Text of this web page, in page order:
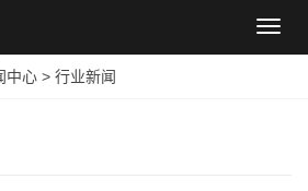
导
中心 > 行业新闻